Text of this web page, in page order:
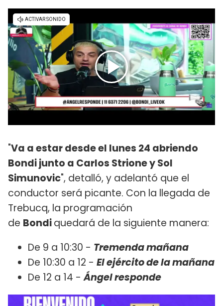
"Va a estar desde el lunes 24 abriendo
Bondi junto a Carlos Strione y Sol
Simunovic", detalló, y adelantó que el
conductor será picante. Con la llegada de
Trebucq, la programación
de Bondiquedará de la siguiente manera:
De 9 a 10:30 - Tremenda mañana
De 10:30 a 12 - El ejército de la mañana
De 12 a 14 -Ángel responde